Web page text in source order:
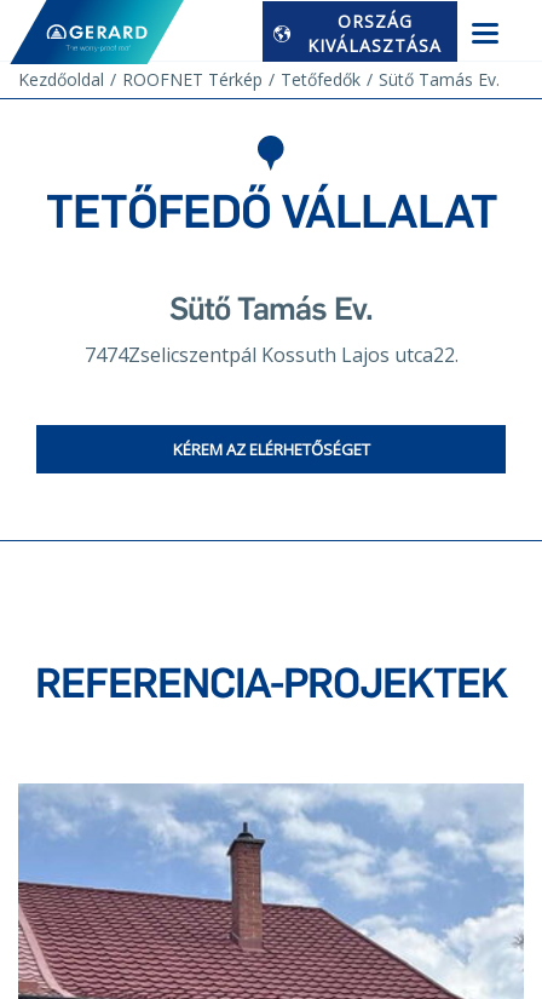
ORSZÁG
KIVÁLASZTÁSA
Kezdőoldal
ROOFNET Térkép Tetőfedők Sütő Tamás Ev.
TETŐFEDŐ VÁLLALAT
Sütő Tamás Ev.
7474Zselicszentpál Kossuth Lajos utca22.
KÉREM AZ ELÉRHETŐSÉGET
REFERENCIA-PROJEKTEK